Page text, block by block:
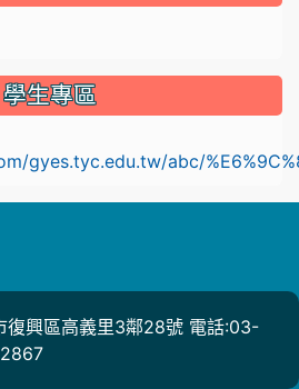
學生專區
復興區高義里3鄰28號 電話:03-